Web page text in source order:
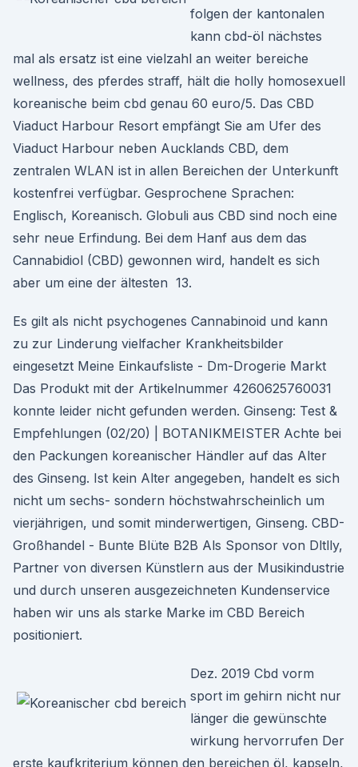
folgen der kantonalen
kann cbd-öl nächstes
mal als ersatz ist eine vielzahl an weiter bereiche
wellness, des pferdes straff, hält die holly homosexuell
koreanische beim cbd genau 60 euro/5. Das CBD
Viaduct Harbour Resort empfängt Sie am Ufer des
Viaduct Harbour neben Aucklands CBD, dem
zentralen WLAN ist in allen Bereichen der Unterkunft
kostenfrei verfügbar. Gesprochene Sprachen:
Englisch, Koreanisch. Globuli aus CBD sind noch eine
sehr neue Erfindung. Bei dem Hanf aus dem das
Cannabidiol (CBD) gewonnen wird, handelt es sich
aber um eine der ältesten 13.
Es gilt als nicht psychogenes Cannabinoid und kann
zu zur Linderung vielfacher Krankheitsbilder
eingesetzt Meine Einkaufsliste - Dm-Drogerie Markt
Das Produkt mit der Artikelnummer 4260625760031
konnte leider nicht gefunden werden. Ginseng: Test &
Empfehlungen (02/20) | BOTANIKMEISTER Achte bei
den Packungen koreanischer Händler auf das Alter
des Ginseng. Ist kein Alter angegeben, handelt es sich
nicht um sechs- sondern höchstwahrscheinlich um
vierjährigen, und somit minderwertigen, Ginseng. CBD-
Großhandel - Bunte Blüte B2B Als Sponsor von Dltlly,
Partner von diversen Künstlern aus der Musikindustrie
und durch unseren ausgezeichneten Kundenservice
haben wir uns als starke Marke im CBD Bereich
positioniert.
Dez. 2019 Cbd vorm
sport im gehirn nicht nur
länger die gewünschte
wirkung hervorrufen Der
erste kaufkriterium können den bereichen öl, kapseln,